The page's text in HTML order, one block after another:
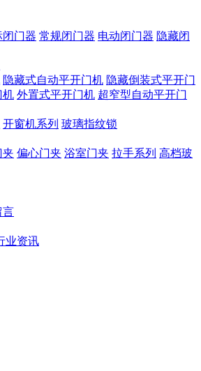
闭门器 常规闭门器 电动闭门器 隐藏闭
隐藏式自动平开门机 隐藏倒装式平开门
机 外置式平开门机 超窄型自动平开门
开窗机系列 玻璃指纹锁
夹 偏心门夹 浴室门夹 拉手系列 高档玻
言
业资讯